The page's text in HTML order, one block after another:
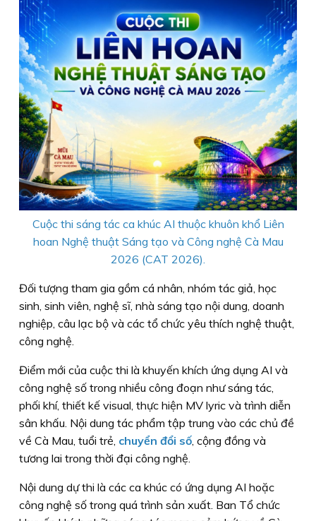
Cuộc thi sáng tác ca khúc AI thuộc khuôn khổ Liên
hoan Nghệ thuật Sáng tạo và Công nghệ Cà Mau
2026 (CAT 2026).
Đối tượng tham gia gồm cá nhân, nhóm tác giả, học
sinh, sinh viên, nghệ sĩ, nhà sáng tạo nội dung, doanh
nghiệp, câu lạc bộ và các tổ chức yêu thích nghệ thuật,
công nghệ.
Điểm mới của cuộc thi là khuyến khích ứng dụng AI và
công nghệ số trong nhiều công đoạn như sáng tác,
phối khí, thiết kế visual, thực hiện MV lyric và trình diễn
sân khấu. Nội dung tác phẩm tập trung vào các chủ đề
về Cà Mau, tuổi trẻ, chuyển đổi số, cộng đồng và
tương lai trong thời đại công nghệ.
Nội dung dự thi là các ca khúc có ứng dụng AI hoặc
công nghệ số trong quá trình sản xuất. Ban Tổ chức